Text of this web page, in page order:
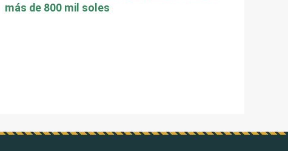
más de 800 mil soles